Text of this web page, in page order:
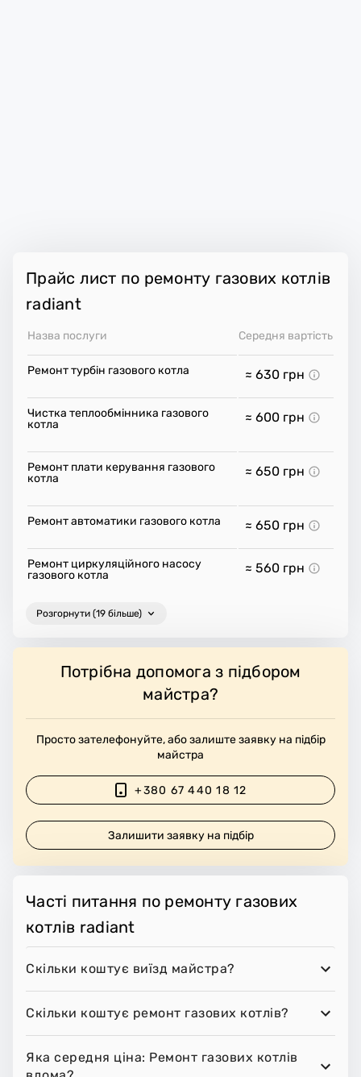
Прайс лист по ремонту газових котлів
radiant
Назва послуги Середня вартість
Ремонт турбін газового котла ≈ 630 грн
Чистка теплообмінника газового
котла
≈ 600 грн
Ремонт плати керування газового
котла
≈ 650 грн
Ремонт автоматики газового котла ≈ 650 грн
Ремонт циркуляційного насосу
газового котла
≈ 560 грн
Розгорнути (19 більше)
Потрібна допомога з підбором
майстра?
Просто зателефонуйте, або залиште заявку на підбір
майстра
+380 67 440 18 12
Залишити заявку на підбір
Часті питання по ремонту газових
котлів radiant
Скільки коштує виїзд майстра?
Скільки коштує ремонт газових котлів?
Яка середня ціна: Ремонт газових котлів